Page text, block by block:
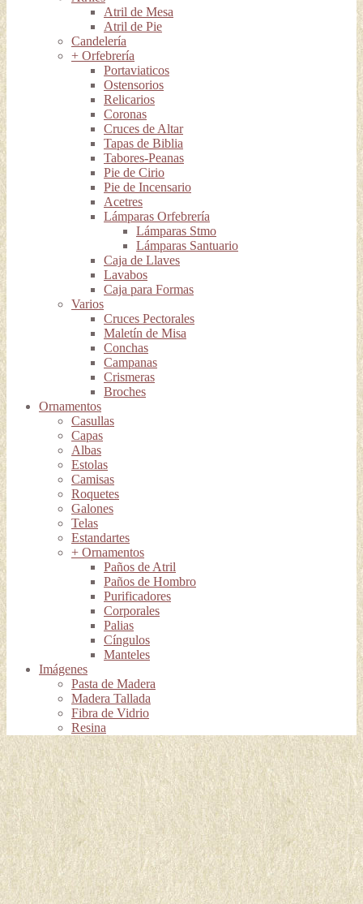
Atril de Mesa
Atril de Pie
Candelería
+ Orfebrería
Portaviaticos
Ostensorios
Relicarios
Coronas
Cruces de Altar
Tapas de Biblia
Tabores-Peanas
Pie de Cirio
Pie de Incensario
Acetres
Lámparas Orfebrería
Lámparas Stmo
Lámparas Santuario
Caja de Llaves
Lavabos
Caja para Formas
Varios
Cruces Pectorales
Maletín de Misa
Conchas
Campanas
Crismeras
Broches
Ornamentos
Casullas
Capas
Albas
Estolas
Camisas
Roquetes
Galones
Telas
Estandartes
+ Ornamentos
Paños de Atril
Paños de Hombro
Purificadores
Corporales
Palias
Cíngulos
Manteles
Imágenes
Pasta de Madera
Madera Tallada
Fibra de Vidrio
Resina